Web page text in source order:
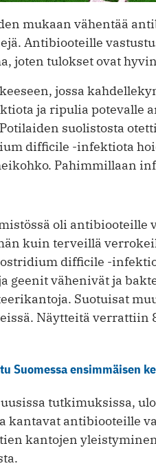
mukaan vähentää
Antibiooteille
joten tulokset ovat
jossa
ja ripulia potevalle
suolistosta
difficile -infektiota
Pahimmillaan
oli antibiooteille
kuin terveillä
difficile -
geenit vähenivät ja
Suotuisat
Näytteitä verrattiin
Suomessa ensimmäisen
tutkimuksissa,
kantavat antibiooteille
kantojen